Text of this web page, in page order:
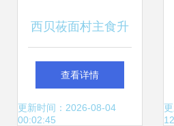
西贝莜面村主食升
级 粗莜面百炼终成
金，勾勒餐饮新图
查看详情
更新时间：2026-08-04
00:02:45